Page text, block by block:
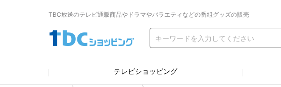
TBC放送のテレビ通販商品やドラマやバラエティなどの番組グッズの販売
テレビショッピング